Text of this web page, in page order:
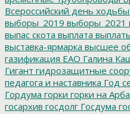
Всероссийский день ходьбы
выборы_2019 выборы_2021
выпас скота выплата
выставка-ярмарка высшее
газификация ЕАО Галина
Гигант гидрозащитные
педагога и наставника Год
Гордума горки горки на
госархив госдолг Госдума